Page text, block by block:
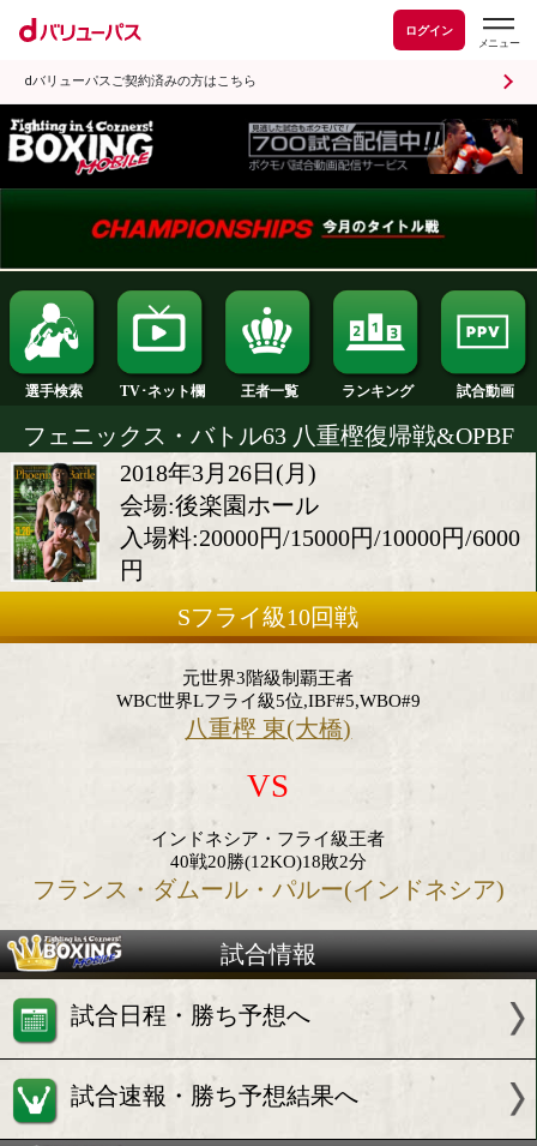
ログイン
dバリューパスご契約済みの方はこちら
選手検索 TV･ネット欄 王者一覧 ランキング
フェニックス・バトル63 八重樫復帰戦
2018年3月26日(月)
会場:後楽園ホール
入場料:20000円/15000円/
円
Sフライ級10回戦
WBC世界Lフライ級5位,IBF#5,WBO#9
八重樫 東(大橋)
VS
インドネシア・フライ級王者
フランス・ダムール・パルー(インド